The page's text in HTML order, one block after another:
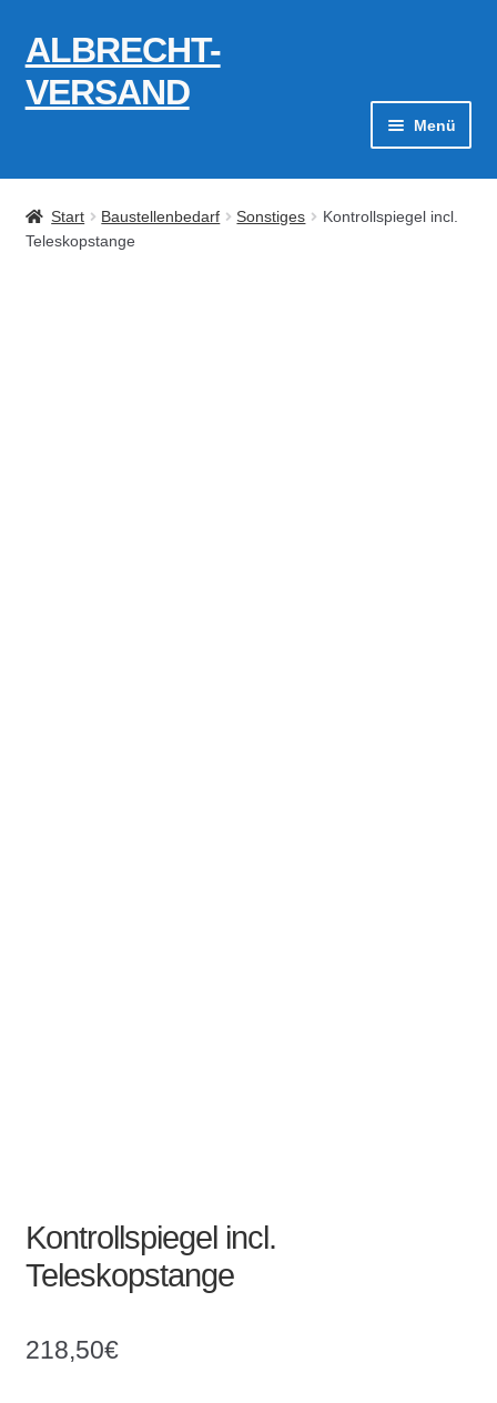
Zur
Navigation
springen
Zum
Inhalt
springen
ALBRECHT-
VERSAND
Menü
Zahlungsarten
AGB
Sonderaktionen
Stadtmöblierung
Vermessung
Start Baustellenbedarf Sonstiges
Kontrollspiegel incl.
Teleskopstange
Kontrollspiegel incl.
Teleskopstange
218,50€